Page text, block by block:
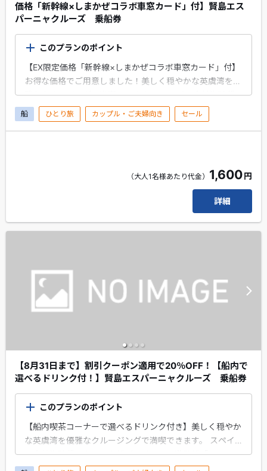
価格「新幹線×しまかぜコラボ車窓カード」付】賢島エス
パーニャクルーズ 乗船券
このプランのポイント
【EX限定価格「新幹線×しまかぜコラボ車窓カード」付】
お得な価格でご用意しました！美しく穏やかな英虞湾を優
雅なクルージングで満喫できます。 スペイン大航海時代
のカラック船がモチーフの遊覧船「エスペランサ」でのク
ルージング(※)は異国的な装飾がくつろぎの空間に彩りを
船 ひとり旅 カップル・ご夫婦向き セール
（大人1名様あたり代金） 1,600円
詳細
【8月31日まで】割引クーポン適用で20％OFF！【船内で
選べるドリンク付！】賢島エスパーニャクルーズ 乗船券
このプランのポイント
【船内喫茶コーナーで選べるドリンク付き】美しく穏やか
な英虞湾を優雅なクルージングで満喫できます。 スペイ
ン大航海時代のカラック船がモチーフの遊覧船「エスペラ
ンサ」でのクルージング(※)は異国的な装飾がくつろぎの